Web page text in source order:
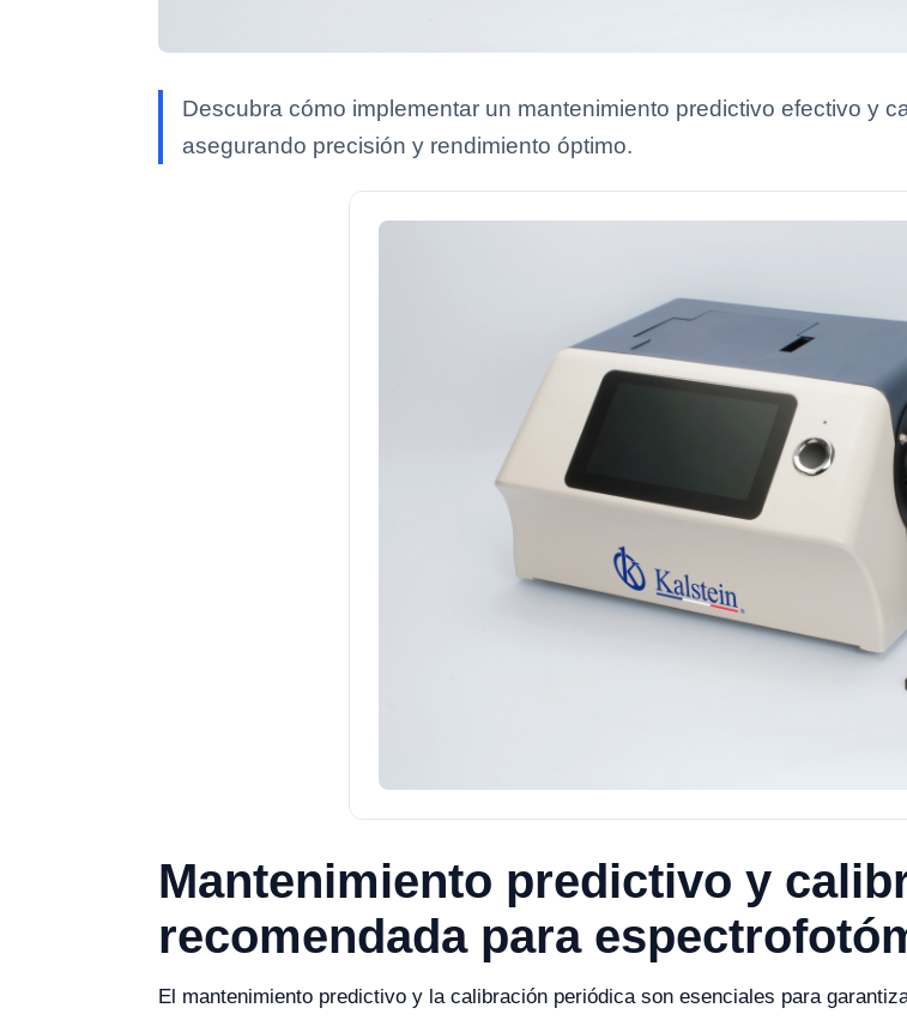
Descubra cómo implementar un mantenimiento predictivo efectivo y
asegurando precisión y rendimiento óptimo.
Mantenimiento predictivo y
recomendada para
El mantenimiento predictivo y la calibración periódica son esenciales para